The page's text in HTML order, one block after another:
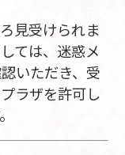
見受けられま
ては、迷惑メ
いただき、受
ラザを許可し